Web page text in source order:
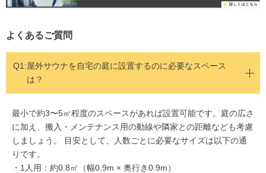
よくあるご質問
Q1:屋外サウナを自宅の庭に設置するのに必要なスペース
は？
最小で約3〜5㎡程度のスペースがあれば設置可能です。庭の広さ
に加え、搬入・メンテナンス用の動線や隣家との距離なども考慮
しましょう。 目安として、人数ごとに必要なサイズは以下の通
りです。
・1人用：約0.8㎡（幅0.9m × 奥行き0.9m）